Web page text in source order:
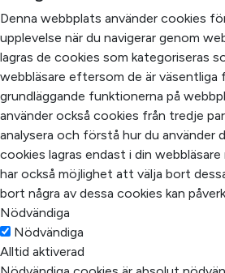
Denna webbplats använder cookies
upplevelse när du navigerar genom
lagras de cookies som kategoriseras
webbläsare eftersom de är väsentliga
grundläggande funktionerna på
använder också cookies från tredje
analysera och förstå hur du använder
cookies lagras endast i din
har också möjlighet att välja bort
bort några av dessa cookies kan
Nödvändiga
Nödvändiga
Alltid aktiverad